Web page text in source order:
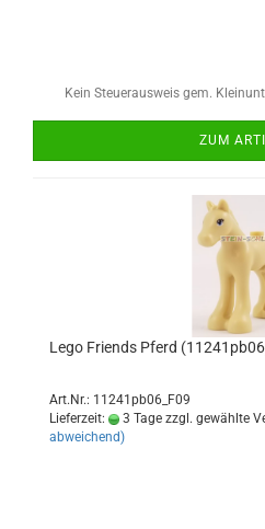
Kein Steuerausweis gem.
ZUM
Lego Friends Pferd
Art.Nr.: 11241pb06_F09
Lieferzeit:
3 Tage zzgl. gewählte
abweichend)